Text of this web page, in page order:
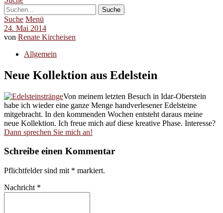
Suche Menü
24. Mai 2014
von Renate Kircheisen
Allgemein
Neue Kollektion aus Edelstein
Von meinem letzten Besuch in Idar-Oberstein
habe ich wieder eine ganze Menge handverlesener Edelsteine
mitgebracht. In den kommenden Wochen entsteht daraus meine
neue Kollektion. Ich freue mich auf diese kreative Phase. Interesse?
Dann sprechen Sie mich an!
Schreibe einen Kommentar
Pflichtfelder sind mit * markiert.
Nachricht *